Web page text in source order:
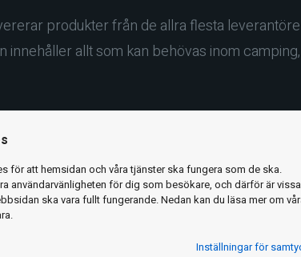
produkter från de allra flesta
allt som kan behövas inom
för att hemsidan och våra tjänster ska fungera som de ska.
användarvänligheten för dig som besökare, och därför är vissa
ska vara fullt fungerande. Nedan kan du läsa mer om
Inställningar för